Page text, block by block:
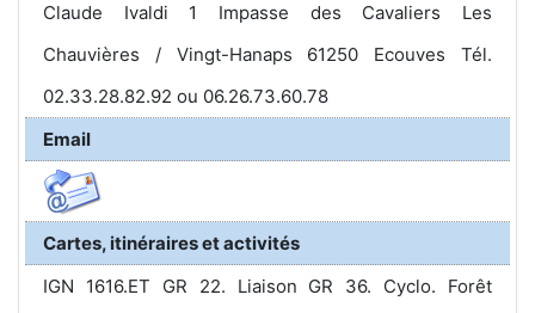
Claude Ivaldi 1 Impasse des Cavaliers Les
Chauvières / Vingt-Hanaps 61250 Ecouves Tél.
02.33.28.82.92 ou 06.26.73.60.78
Email
Cartes, itinéraires et activités
IGN 1616.ET GR 22. Liaison GR 36. Cyclo. Forêt